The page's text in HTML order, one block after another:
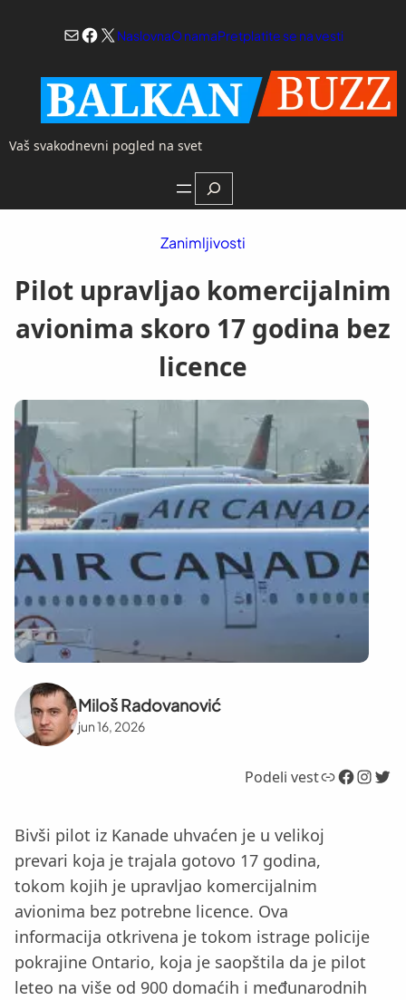
Mail
Facebook
X NaslovnaO namaPretplatite se na vesti
Vaš svakodnevni pogled na svet
Search
Zanimljivosti
Pilot upravljao komercijalnim
avionima skoro 17 godina bez
licence
Miloš Radovanović
jun 16, 2026
Podeli vestLink Facebook InstagramTwitter
Bivši pilot iz Kanade uhvaćen je u velikoj
prevari koja je trajala gotovo 17 godina,
tokom kojih je upravljao komercijalnim
avionima bez potrebne licence. Ova
informacija otkrivena je tokom istrage policije
pokrajine Ontario, koja je saopštila da je pilot
leteo na više od 900 domaćih i međunarodnih